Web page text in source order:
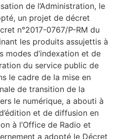
de l’Administration, le
un projet de décret
n°2017-0767/P-RM du
les produits assujettis à
modes d’indexation et de
du service public de
le cadre de la mise en
de transition de la
le numérique, a abouti à
et de diffusion en
à l’Office de Radio et
a adopté le Décret